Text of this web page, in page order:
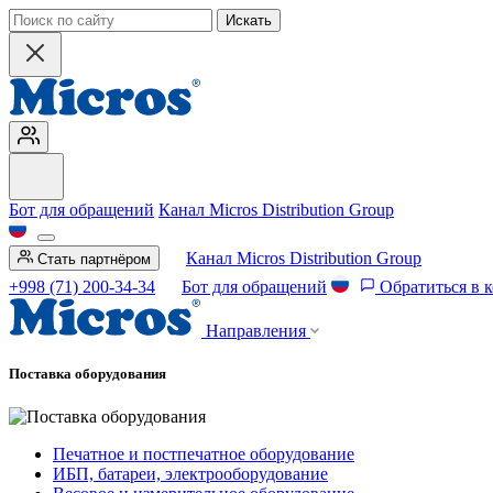
Искать
Бот для обращений Канал Micros Distribution Group
Стать партнёром
Канал Micros Distribution Group
+998 (71) 200-34-34
Бот для обращений Обратиться в
Направления
Поставка оборудования
Печатное и постпечатное оборудование
ИБП, батареи, электрооборудование